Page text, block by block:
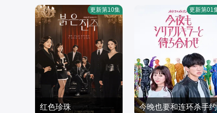
红色珍珠
更新第10集
今晚也要和连环杀手约
更新第01